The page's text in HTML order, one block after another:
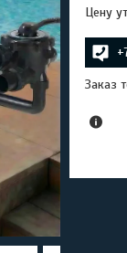
Цену
Заказ